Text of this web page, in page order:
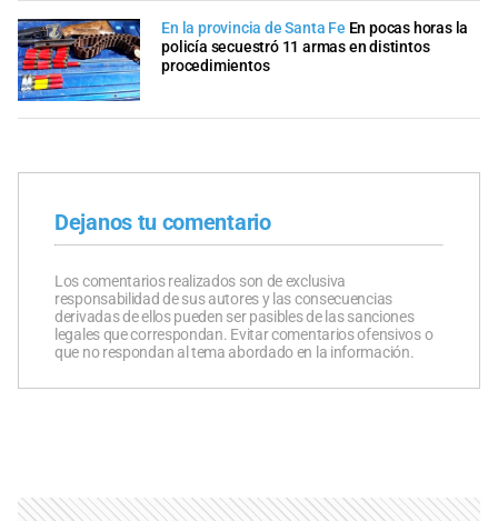
En la provincia de Santa Fe En pocas horas la
policía secuestró 11 armas en distintos
procedimientos
Dejanos tu comentario
Los comentarios realizados son de exclusiva
responsabilidad de sus autores y las consecuencias
derivadas de ellos pueden ser pasibles de las sanciones
legales que correspondan. Evitar comentarios ofensivos o
que no respondan al tema abordado en la información.